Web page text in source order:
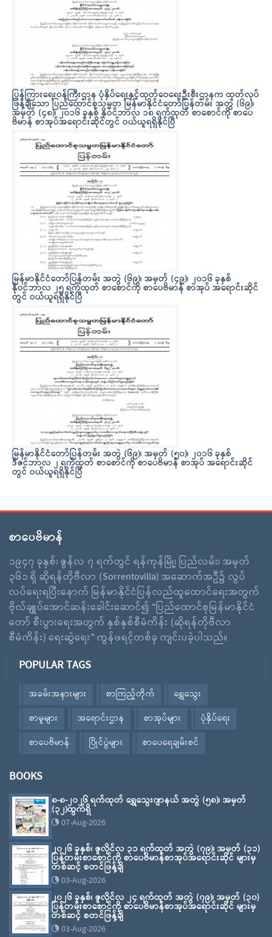
ပြန်ကြားရေးဝန်ကြီးဌာန ပုံနှိပ်ရေးနှင့်ထုတ်ဝေရေးဦးစီးဌာနက ထုတ်လုပ်
ဖြန့်ချိသော ပြည်ထောင်စုသမ္မတ မြန်မာနိုင်ငံတော်ပြန်တမ်း အတွဲ (၆၉)၊
အမှတ် (၄၈)၊ ၂၀၁၆ ခုနှစ် နိုဝင်ဘာလ ၁၈ ရက်ထုတ် စာစောင်ကို စာပေ
ဗိမာန် စာအုပ်အရောင်းဆိုင်တွင် ဝယ်ယူရရှိနိုင်ပြီ
မြန်မာနိုင်ငံတော်ပြန်တမ်း အတွဲ (၆၉)၊ အမှတ် (၄၉)၊ ၂၀၁၆ ခုနှစ်
နိုဝင်ဘာလ ၂၅ ရက်ထုတ် စာစောင်ကို စာပေဗိမာန် စာအုပ် အရောင်းဆိုင်
တွင် ဝယ်ယူရရှိနိုင်ပြီ
မြန်မာနိုင်ငံတော်ပြန်တမ်း အတွဲ (၆၉)၊ အမှတ် (၅၀)၊ ၂၀၁၆ ခုနှစ်
ဒီဇင်ဘာလ ၂ ရက်ထုတ် စာစောင်ကို စာပေဗိမာန် စာအုပ် အရောင်းဆိုင်
တွင် ဝယ်ယူရရှိနိုင်ပြီ
စာပေဗိမာန်
၁၉၄၇ ခုနှစ်၊ ဇွန်လ ၇ ရက်တွင် ရန်ကုန်မြို့၊ ပြည်လမ်း၊ အမှတ်
၃၆၁ ရှိ ဆိုရန်တိုဗီလာ (Sorrentovilla) အဆောက်အဦ၌ လွပ်
လပ်ရေးရပြီးနောက် မြန်မာနိုင်ငံပြန်လည်ထူထောင်ရေးအတွက်
ဗိုလ်ချူပ်အောင်ဆန်းခေါင်းဆောင်၍ “ပြည်ထောင်စုမြန်မာနိုင်ငံ
တော် စီးပွားရေးအတွက် နှစ်နှစ်စီမံကိန်း (ဆိုရန်တိုဗီလာ
စီမံကိန်း) ရေးဆွဲရေး” ကွန်ဖရင့်တစ်ခု ကျင်းပခဲ့ပါသည်။
POPULAR TAGS
အခမ်းအနားများ စာကြည့်တိုက်
ရွှေသွေး
စာမူများ
အရောင်းဌာန စာအုပ်များ
ပုံနှိပ်ရေး
စာပေဗိမာန်
ပြိုင်ပွဲများ စာပေရေချမ်းစင်
BOOKS
၈-၈-၂၀၂၆ ရက်ထုတ် ရွှေသွေးဂျာနယ် အတွဲ (၅၈)၊ အမှတ်
(၃၂)ထွက်ရှိ
07-Aug-2026
၂၀၂၆ ခုနှစ်၊ ဇူလိုင်လ ၃၁ ရက်ထုတ် အတွဲ (၇၉)၊ အမှတ် (၃၁)
ပြန်တမ်းစာစောင်ကို စာပေဗိမာန်စာအုပ်အရောင်းဆိုင် များမှ
တစ်ဆင့် စတင်ဖြန့်ချိ
03-Aug-2026
၂၀၂၆ ခုနှစ်၊ ဇူလိုင်လ ၂၄ ရက်ထုတ် အတွဲ (၇၉)၊ အမှတ် (၃၀)
ပြန်တမ်းစာစောင်ကို စာပေဗိမာန်စာအုပ်အရောင်းဆိုင် များမှ
တစ်ဆင့် စတင်ဖြန့်ချိ
03-Aug-2026